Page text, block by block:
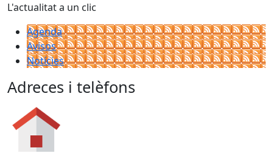
L'actualitat a un clic
Agenda
Avisos
Notícies
Adreces i telèfons